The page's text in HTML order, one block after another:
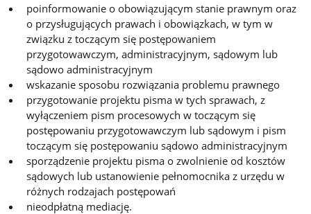
poinformowanie o obowiązującym stanie prawnym oraz
o przysługujących prawach i obowiązkach, w tym w
związku z toczącym się postępowaniem
przygotowawczym, administracyjnym, sądowym lub
sądowo administracyjnym
wskazanie sposobu rozwiązania problemu prawnego
przygotowanie projektu pisma w tych sprawach, z
wyłączeniem pism procesowych w toczącym się
postępowaniu przygotowawczym lub sądowym i pism
toczącym się postępowaniu sądowo administracyjnym
sporządzenie projektu pisma o zwolnienie od kosztów
sądowych lub ustanowienie pełnomocnika z urzędu w
różnych rodzajach postępowań
nieodpłatną mediację.